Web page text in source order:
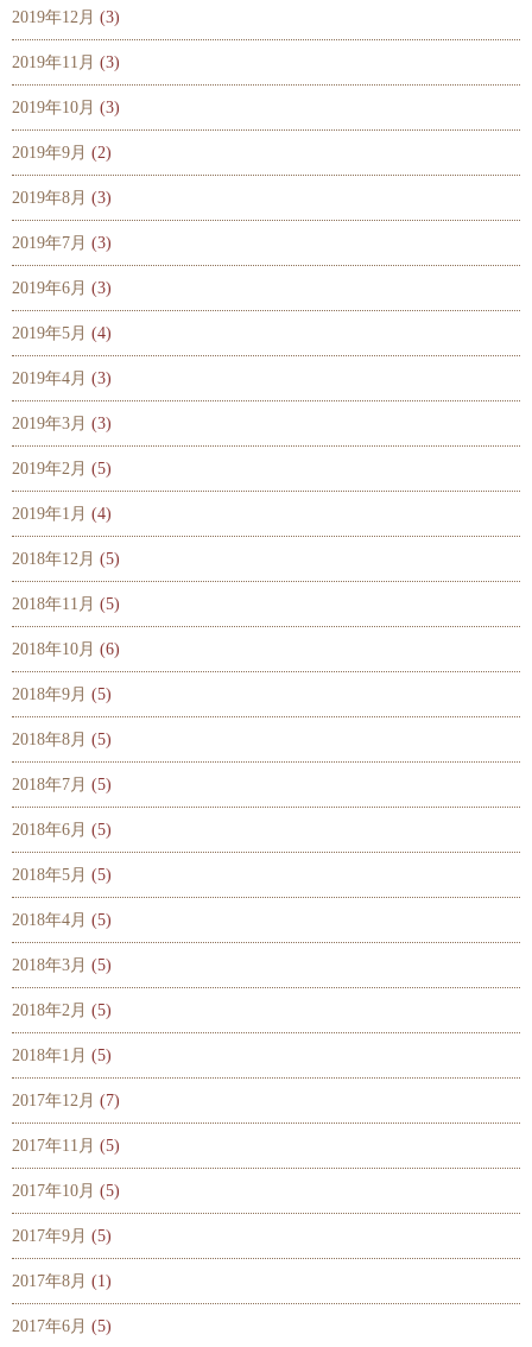
2019年12月 (3)
2019年11月 (3)
2019年10月 (3)
2019年9月 (2)
2019年8月 (3)
2019年7月 (3)
2019年6月 (3)
2019年5月 (4)
2019年4月 (3)
2019年3月 (3)
2019年2月 (5)
2019年1月 (4)
2018年12月 (5)
2018年11月 (5)
2018年10月 (6)
2018年9月 (5)
2018年8月 (5)
2018年7月 (5)
2018年6月 (5)
2018年5月 (5)
2018年4月 (5)
2018年3月 (5)
2018年2月 (5)
2018年1月 (5)
2017年12月 (7)
2017年11月 (5)
2017年10月 (5)
2017年9月 (5)
2017年8月 (1)
2017年6月 (5)